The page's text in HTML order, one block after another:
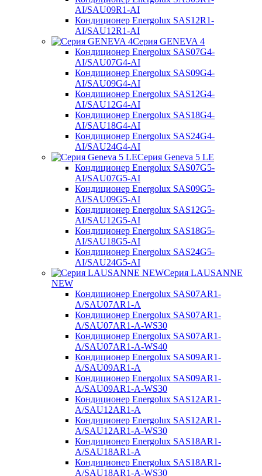
AI/SAU09R1-AI
Кондиционер Energolux SAS12R1-
AI/SAU12R1-AI
Серия GENEVA 4
Кондиционер Energolux SAS07G4-
AI/SAU07G4-AI
Кондиционер Energolux SAS09G4-
AI/SAU09G4-AI
Кондиционер Energolux SAS12G4-
AI/SAU12G4-AI
Кондиционер Energolux SAS18G4-
AI/SAU18G4-AI
Кондиционер Energolux SAS24G4-
AI/SAU24G4-AI
Серия Geneva 5 LE
Кондиционер Energolux SAS07G5-
AI/SAU07G5-AI
Кондиционер Energolux SAS09G5-
AI/SAU09G5-AI
Кондиционер Energolux SAS12G5-
AI/SAU12G5-AI
Кондиционер Energolux SAS18G5-
AI/SAU18G5-AI
Кондиционер Energolux SAS24G5-
AI/SAU24G5-AI
Серия LAUSANNE
NEW
Кондиционер Energolux SAS07AR1-
A/SAU07AR1-A
Кондиционер Energolux SAS07AR1-
A/SAU07AR1-A-WS30
Кондиционер Energolux SAS07AR1-
A/SAU07AR1-A-WS40
Кондиционер Energolux SAS09AR1-
A/SAU09AR1-A
Кондиционер Energolux SAS09AR1-
A/SAU09AR1-A-WS30
Кондиционер Energolux SAS12AR1-
A/SAU12AR1-A
Кондиционер Energolux SAS12AR1-
A/SAU12AR1-A-WS30
Кондиционер Energolux SAS18AR1-
A/SAU18AR1-A
Кондиционер Energolux SAS18AR1-
A/SAU18AR1-A-WS30